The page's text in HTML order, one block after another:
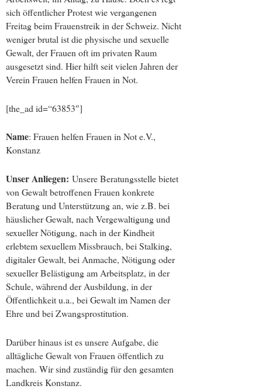
sich öffentlicher Protest wie vergangenen
Freitag beim Frauenstreik in der Schweiz. Nicht
weniger brutal ist die physische und sexuelle
Gewalt, der Frauen oft im privaten Raum
ausgesetzt sind. Hier hilft seit vielen Jahren der
Verein Frauen helfen Frauen in Not.
[the_ad id=“63853″]
Name: Frauen helfen Frauen in Not e.V.,
Konstanz
Unser Anliegen: Unsere Beratungsstelle bietet
von Gewalt betroffenen Frauen konkrete
Beratung und Unterstützung an, wie z.B. bei
häuslicher Gewalt, nach Vergewaltigung und
sexueller Nötigung, nach in der Kindheit
erlebtem sexuellem Missbrauch, bei Stalking,
digitaler Gewalt, bei Anmache, Nötigung oder
sexueller Belästigung am Arbeitsplatz, in der
Schule, während der Ausbildung, in der
Öffentlichkeit u.a., bei Gewalt im Namen der
Ehre und bei Zwangsprostitution.
Darüber hinaus ist es unsere Aufgabe, die
alltägliche Gewalt von Frauen öffentlich zu
machen. Wir sind zuständig für den gesamten
Landkreis Konstanz.